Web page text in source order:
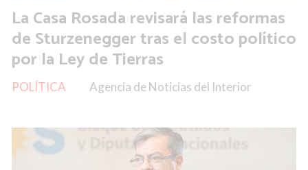
La Casa Rosada revisará las reformas
de Sturzenegger tras el costo político
por la Ley de Tierras
Agencia de Noticias del Interior
POLÍTICA